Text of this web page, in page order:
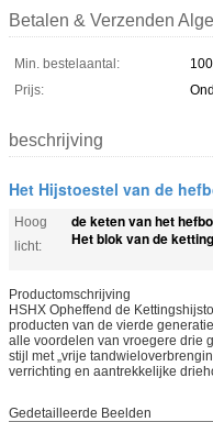
Betalen & Verzenden
Min. bestelaantal:
Prijs:
beschrijving
Het Hijstoestel van de
Hoog
licht:
de keten van het
Het blok van de
Productomschrijving
HSHX Opheffend de
producten van de vierde
alle voordelen van vroegere drie
stijl met „vrije
verrichting en aantrekkelijke
Gedetailleerde Beelden